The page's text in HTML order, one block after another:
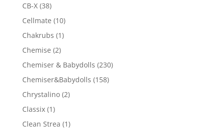
CB-X (38)
Cellmate (10)
Chakrubs (1)
Chemise (2)
Chemiser & Babydolls (230)
Chemiser&Babydolls (158)
Chrystalino (2)
Classix (1)
Clean Strea (1)